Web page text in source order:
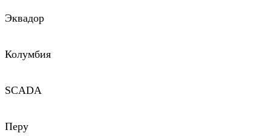
Эквадор
Колумбия
SCADA
Перу